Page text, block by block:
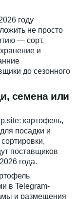
году
не просто
— сорт,
и
до сезонного
семена или
картофель,
посадки и
поставщиков
года.
в Telegram-
и размещения